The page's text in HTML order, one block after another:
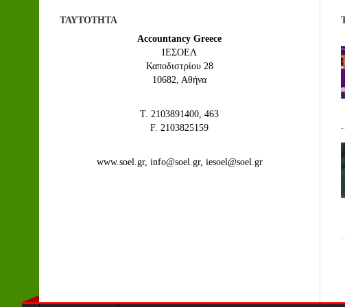
ΤΑΥΤΟΤΗΤΑ
Accountancy Greece
IEΣΟΕΛ
Καποδιστρίου 28
10682, Αθήνα
Τ. 2103891400, 463
F. 2103825159
www.soel.gr, info@soel.gr, iesoel@soel.gr